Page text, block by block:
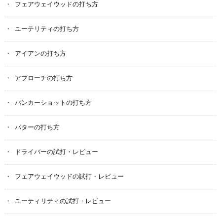
フェアウェイウッドの打ち方
ユーテリティの打ち方
アイアンの打ち方
アプローチの打ち方
バンカーショットの打ち方
パターの打ち方
ドライバーの試打・レビュー
フェアウェイウッドの試打・レビュー
ユーティリティの試打・レビュー